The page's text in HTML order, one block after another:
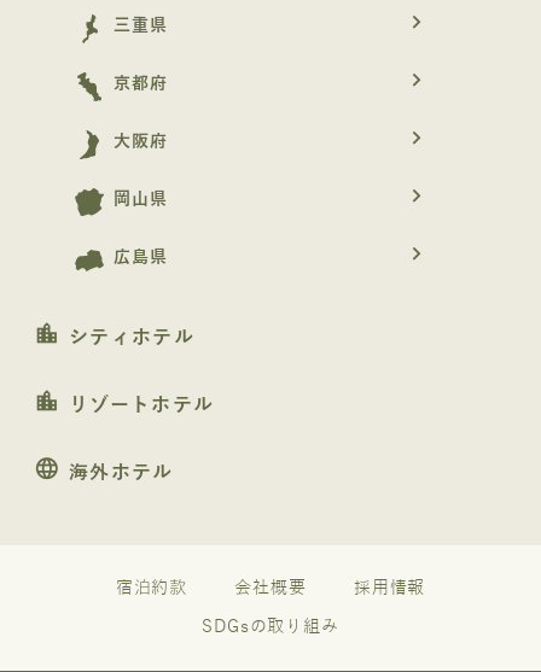
三重県 navigate_next
京都府 navigate_next
大阪府 navigate_next
岡山県 navigate_next
広島県 navigate_next
location_city シティホテル
location_city リゾートホテル
language 海外ホテル
宿泊約款 会社概要 採用情報
SDGsの取り組み